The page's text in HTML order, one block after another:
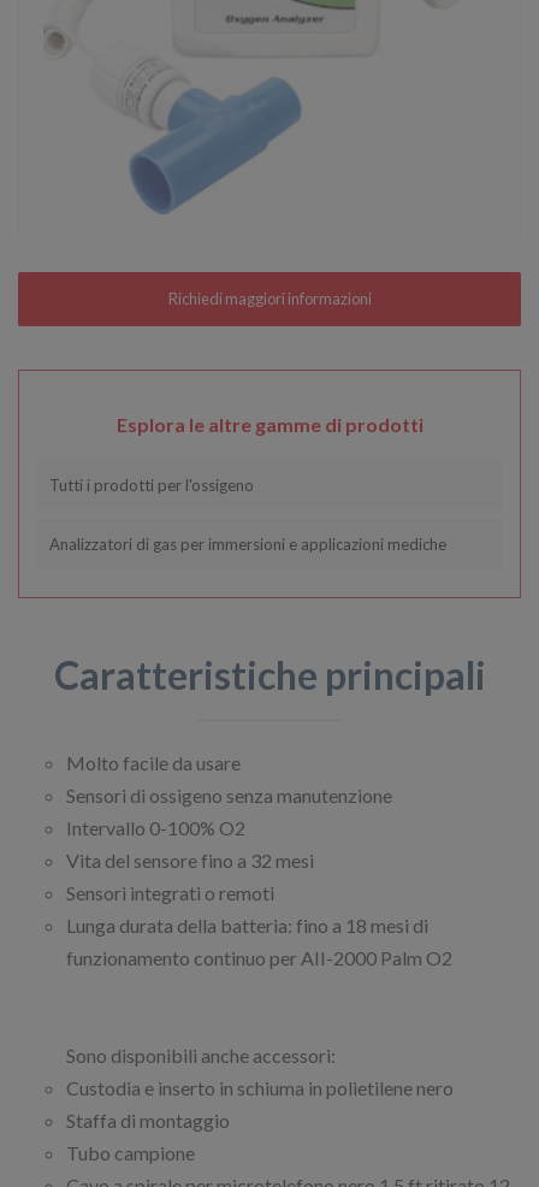
Esplora le altre gamme di prodotti
Tutti i prodotti per l'ossigeno
Analizzatori di gas per immersioni e applicazioni mediche
Caratteristiche principali
Molto facile da usare
Sensori di ossigeno senza manutenzione
Intervallo 0-100% O2
Vita del sensore fino a 32 mesi
Sensori integrati o remoti
Lunga durata della batteria: fino a 18 mesi di
funzionamento continuo per AII-2000 Palm O2
Sono disponibili anche accessori:
Custodia e inserto in schiuma in polietilene nero
Staffa di montaggio
Tubo campione